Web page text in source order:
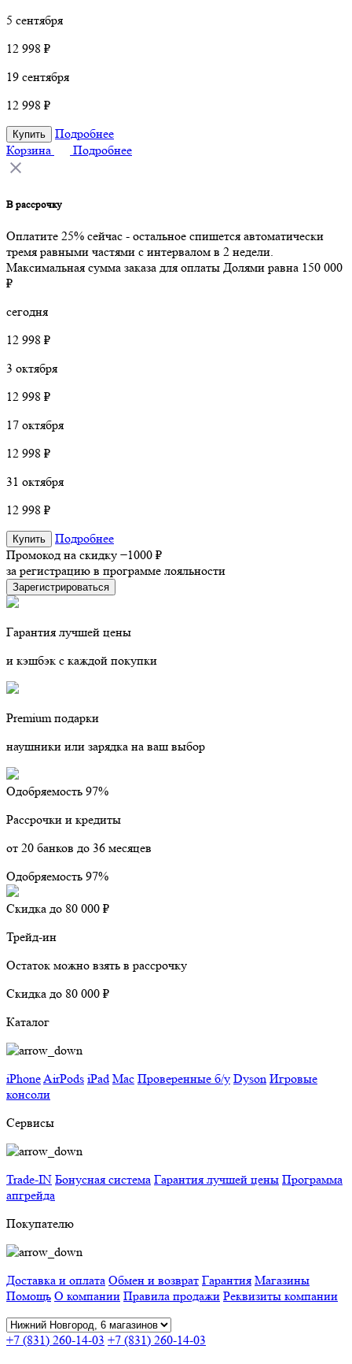
5 сентября
12 998 ₽
19 сентября
12 998 ₽
Купить
Подробнее
Корзина
Подробнее
В рассрочку
Оплатите 25% сейчас - остальное спишется автоматически
тремя равными частями с интервалом в 2 недели.
Максимальная сумма заказа для оплаты Долями равна 150 000
₽
сегодня
12 998 ₽
3 октября
12 998 ₽
17 октября
12 998 ₽
31 октября
12 998 ₽
Купить
Подробнее
Промокод на скидку −1000 ₽
за регистрацию в программе лояльности
Зарегистрироваться
Гарантия лучшей цены
и кэшбэк с каждой покупки
Premium подарки
наушники или зарядка на ваш выбор
Одобряемость 97%
Рассрочки и кредиты
от 20 банков до 36 месяцев
Одобряемость 97%
Скидка до 80 000 ₽
Трейд-ин
Остаток можно взять в рассрочку
Скидка до 80 000 ₽
Каталог
iPhoneAirPods iPad Mac Проверенные б/у Dyson Игровые
консоли
Сервисы
Trade-IN Бонусная система Гарантия лучшей цены Программа
апгрейда
Покупателю
Доставка и оплата Обмен и возврат Гарантия Магазины
Помощь О компании Правила продажи Реквизиты компании
+7 (831) 260-14-03 +7 (831) 260-14-03